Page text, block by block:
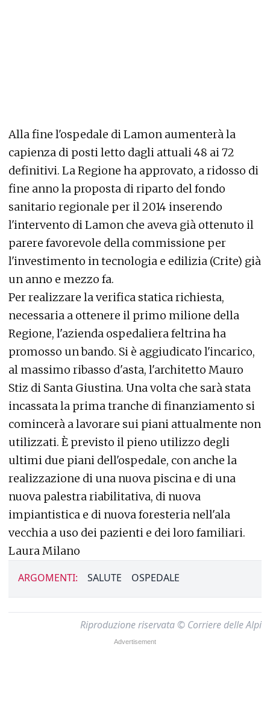
Alla fine l'ospedale di Lamon aumenterà la
capienza di posti letto dagli attuali 48 ai 72
definitivi. La Regione ha approvato, a ridosso di
fine anno la proposta di riparto del fondo
sanitario regionale per il 2014 inserendo
l'intervento di Lamon che aveva già ottenuto il
parere favorevole della commissione per
l'investimento in tecnologia e edilizia (Crite) già
un anno e mezzo fa.
Per realizzare la verifica statica richiesta,
necessaria a ottenere il primo milione della
Regione, l'azienda ospedaliera feltrina ha
promosso un bando. Si è aggiudicato l'incarico,
al massimo ribasso d'asta, l'architetto Mauro
Stiz di Santa Giustina. Una volta che sarà stata
incassata la prima tranche di finanziamento si
comincerà a lavorare sui piani attualmente non
utilizzati. È previsto il pieno utilizzo degli
ultimi due piani dell'ospedale, con anche la
realizzazione di una nuova piscina e di una
nuova palestra riabilitativa, di nuova
impiantistica e di nuova foresteria nell'ala
vecchia a uso dei pazienti e dei loro familiari.
Laura Milano
ARGOMENTI: SALUTE OSPEDALE
Riproduzione riservata © Corriere delle Alpi